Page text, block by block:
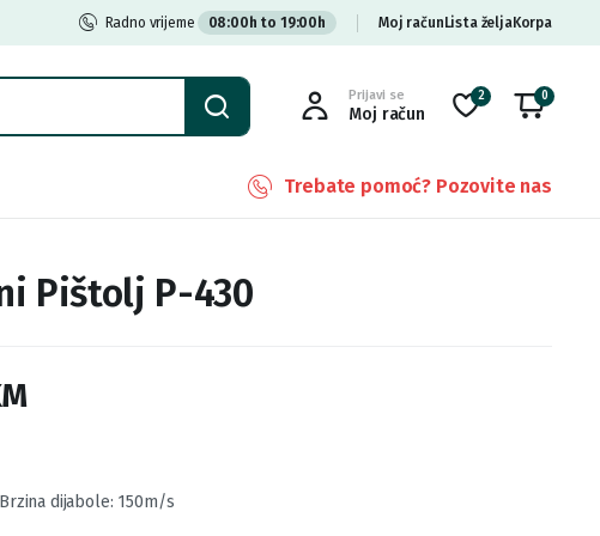
Radno vrijeme 08:00h to 19:00h Moj račun Lista željaKorpa
Prijavi se
Moj račun
2 0
Trebate pomoć? Pozovite nas
Pištolj P-430
dijabole: 150m/s